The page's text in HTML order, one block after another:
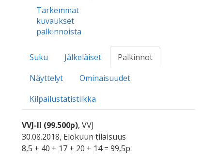
Tarkemmat
kuvaukset
palkinnoista
Suku Jälkeläiset
Palkinnot
Näyttelyt
Ominaisuudet
Kilpailustatistiikka
VVJ-II (99.500p), VVJ
30.08.2018, Elokuun tilaisuus
8,5 + 40 + 17 + 20 + 14 = 99,5p.